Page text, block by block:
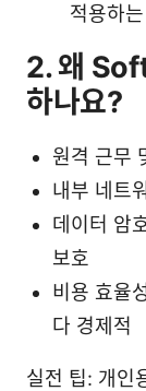
적용하
2. 왜
하나요?
원격 근무
내부 네트
데이터 암
보호
비용 효율
다 경제적
실전 팁: 개인